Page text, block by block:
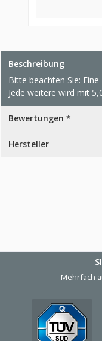
Beschreibung
Bitte beachten Sie:
Jede weitere wird mit
Bewertungen *
Hersteller
Mehrfach